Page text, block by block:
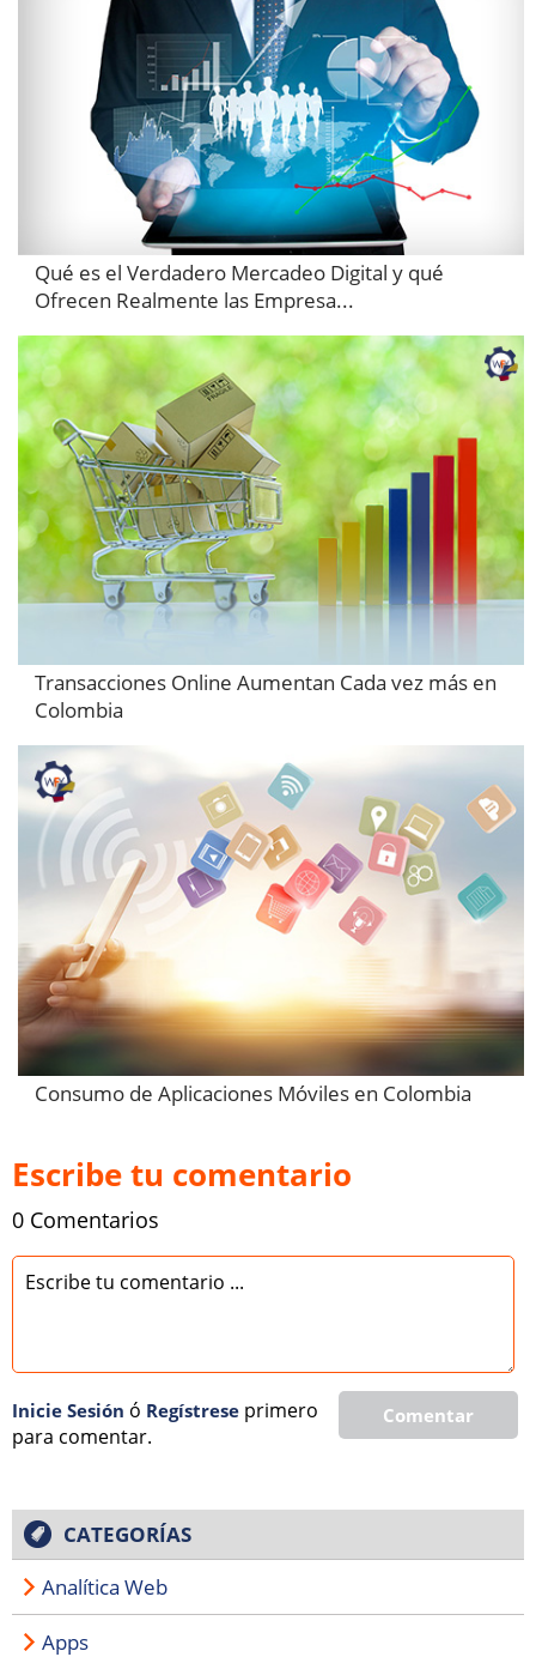
Qué es el Verdadero Mercadeo Digital y qué
Ofrecen Realmente las Empresa...
Transacciones Online Aumentan Cada vez más en
Colombia
Consumo de Aplicaciones Móviles en Colombia
Escribe tu comentario
0 Comentarios
Comentar
Inicie Sesión ó Regí­strese primero
para comentar.
CATEGORÍAS
Analítica Web
Apps